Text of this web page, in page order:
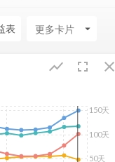
表 arrow_drop_down
fullscreen close
show_chart
50天
100天
150天